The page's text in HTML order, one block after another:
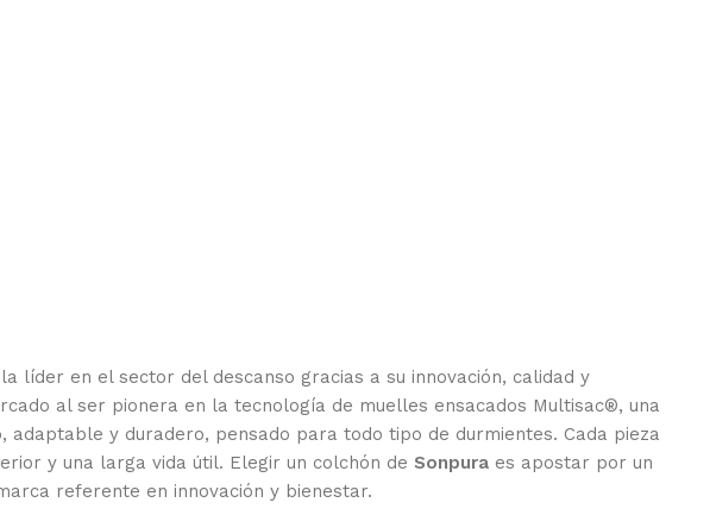
líder en el sector del descanso gracias a su innovación, calidad y
al ser pionera en la tecnología de muelles ensacados Multisac®, una
adaptable y duradero, pensado para todo tipo de durmientes. Cada pieza
y una larga vida útil. Elegir un colchón de Sonpura es apostar por un
referente en innovación y bienestar.